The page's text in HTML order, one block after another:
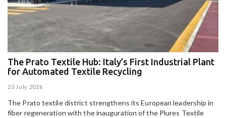
The Prato Textile Hub: Italy’s First Industrial Plant
for Automated Textile Recycling
23 July 2026
The Prato textile district strengthens its European leadership in
fiber regeneration with the inauguration of the Plures Textile